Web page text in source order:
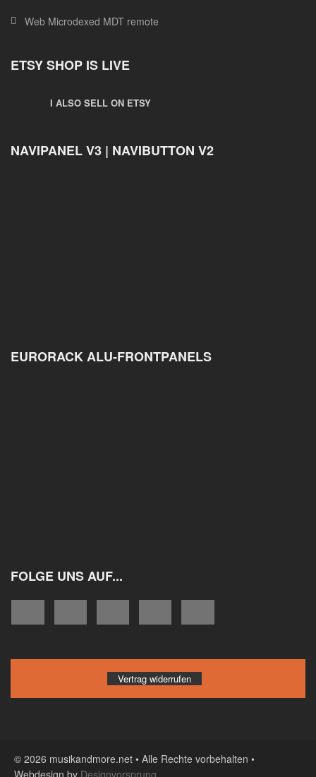
Web Microdexed MDT remote
ETSY SHOP IS LIVE
I ALSO SELL ON ETSY
NAVIPANEL V3 | NAVIBUTTON V2
EURORACK ALU-FRONTPANELS
FOLGE UNS AUF...
Vertrag widerrufen
© 2026 musikandmore.net • Alle Rechte vorbehalten •
Webdesign by Designvorsprung